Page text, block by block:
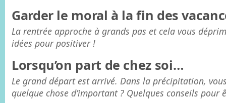
Garder le moral à la fin des
La rentrée approche à grands pas et cela vous
idées pour positiver !
Lorsqu’on part de chez soi…
Le grand départ est arrivé. Dans la précipitation,
quelque chose d’important ? Quelques conseils pour